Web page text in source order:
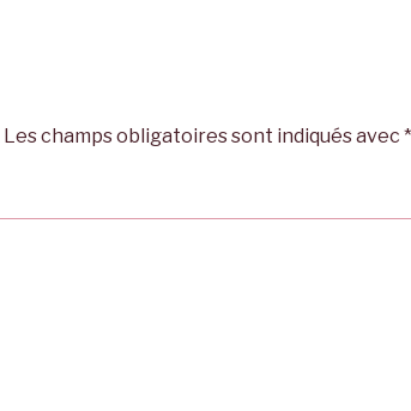
Les champs obligatoires sont indiqués avec *